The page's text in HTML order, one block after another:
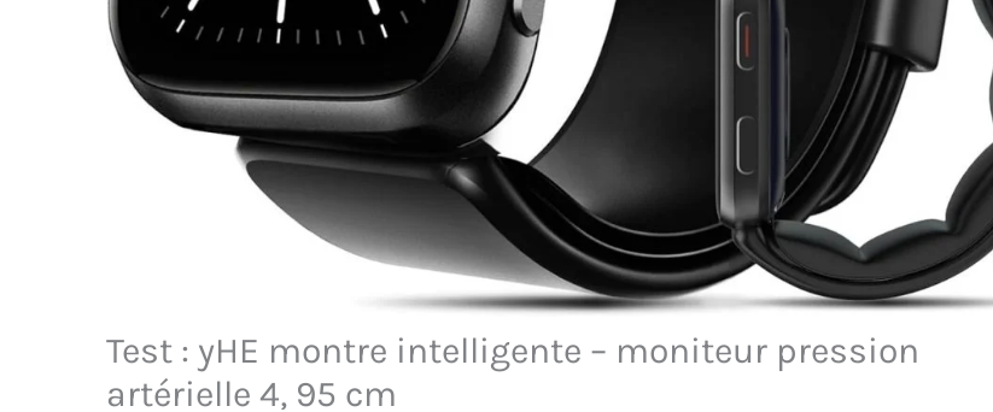
Test : yHE montre intelligente – moniteur pression
artérielle 4, 95 cm